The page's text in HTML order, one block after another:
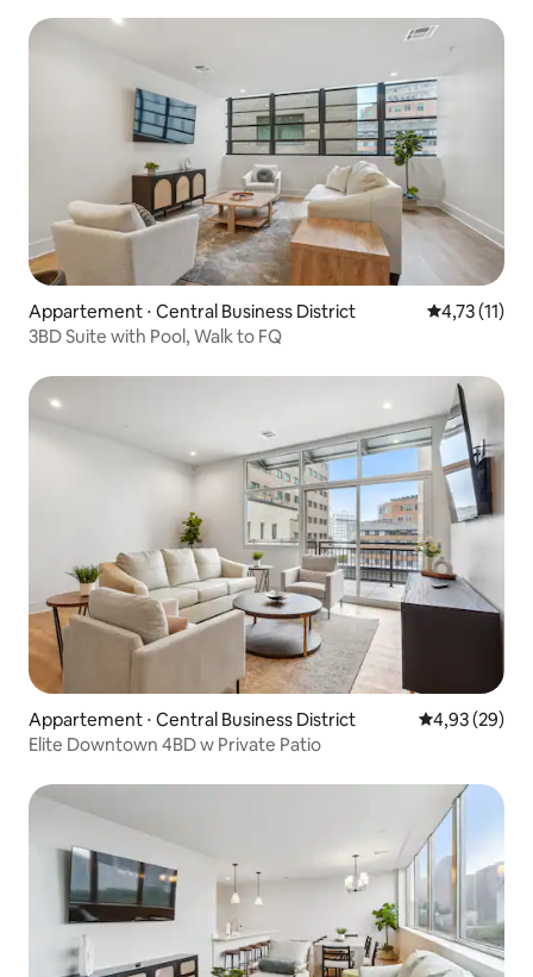
Appartement ⋅ Central Business District Évaluation
4,73 (11)
3BD Suite with Pool, Walk to FQ
Appartement ⋅ Central Business District Évaluation
4,93 (29)
Elite Downtown 4BD w Private Patio